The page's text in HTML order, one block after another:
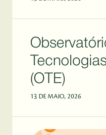
(OTE)
13 DE MAIO, 2026